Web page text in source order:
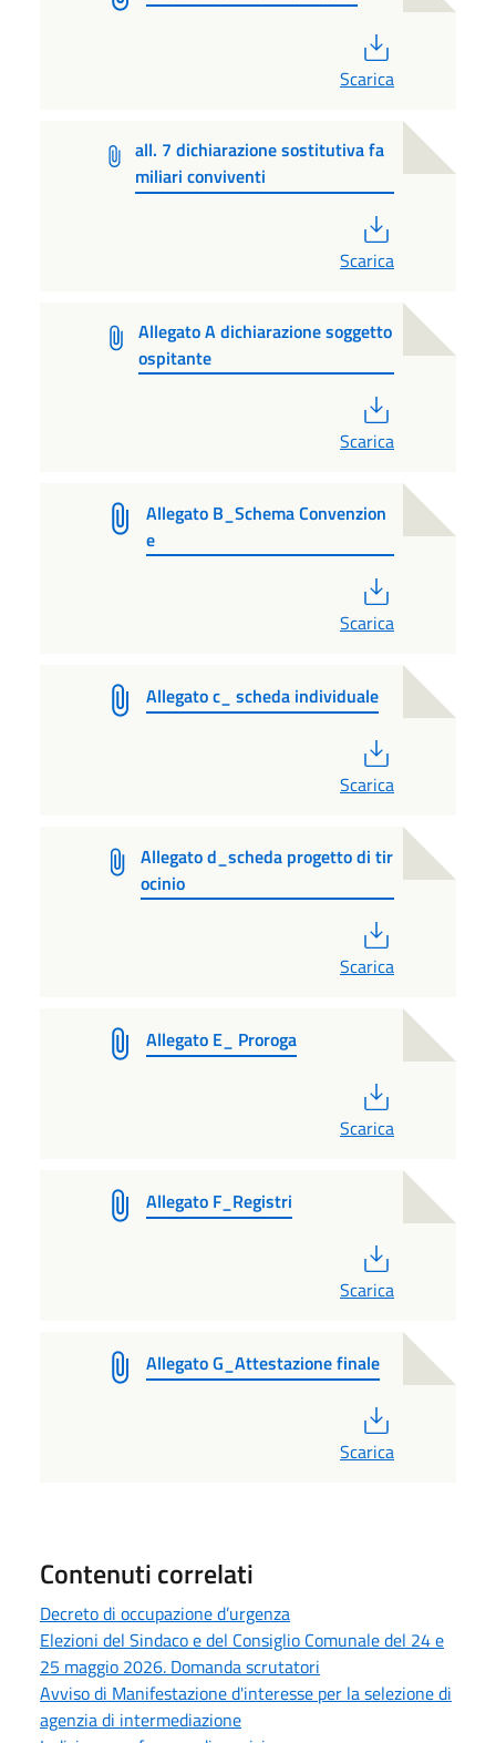
Scarica
all. 7 dichiarazione sostitutiva fa
miliari conviventi
Scarica
Allegato A dichiarazione soggetto
ospitante
Scarica
Allegato B_Schema Convenzion
e
Scarica
Allegato c_ scheda individuale
Scarica
Allegato d_scheda progetto di tir
ocinio
Scarica
Allegato E_ Proroga
Scarica
Allegato F_Registri
Scarica
Allegato G_Attestazione finale
Scarica
Contenuti correlati
Decreto di occupazione d’urgenza
Elezioni del Sindaco e del Consiglio Comunale del 24 e
25 maggio 2026. Domanda scrutatori
Avviso di Manifestazione d'interesse per la selezione di
agenzia di intermediazione